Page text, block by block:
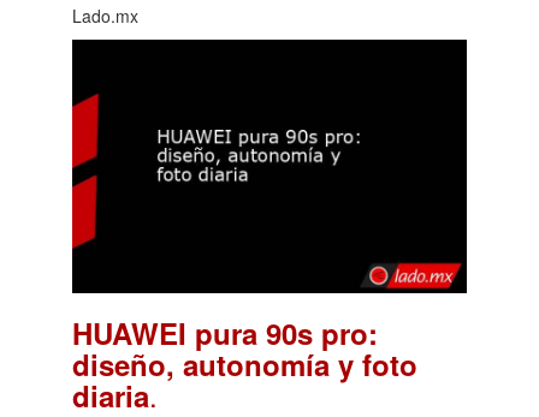
Lado.mx
HUAWEI pura 90s pro:
diseño, autonomía y foto
diaria.